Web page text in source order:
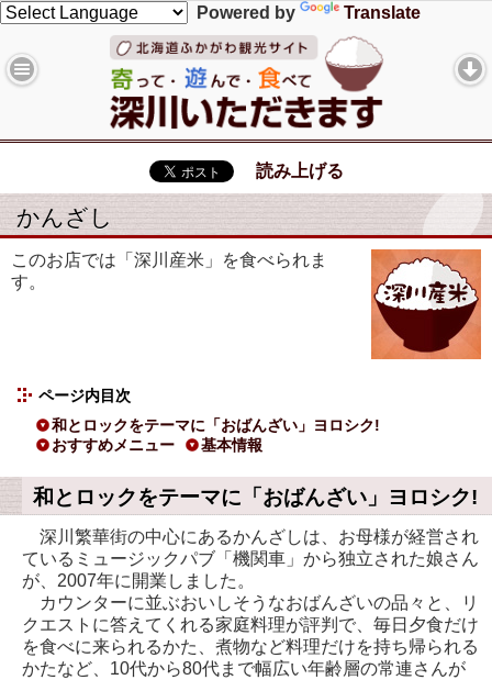
Powered by Translate
読み上げる
かんざし
このお店では「深川産米」を食べられま
す。
ページ内目次
和とロックをテーマに「おばんざい」ヨロシク!
おすすめメニュー
基本情報
和とロックをテーマに「おばんざい」ヨロシク!
深川繁華街の中心にあるかんざしは、お母様が経営され
ているミュージックパブ「機関車」から独立された娘さん
が、2007年に開業しました。
カウンターに並ぶおいしそうなおばんざいの品々と、リ
クエストに答えてくれる家庭料理が評判で、毎日夕食だけ
を食べに来られるかた、煮物など料理だけを持ち帰られる
かたなど、10代から80代まで幅広い年齢層の常連さんが